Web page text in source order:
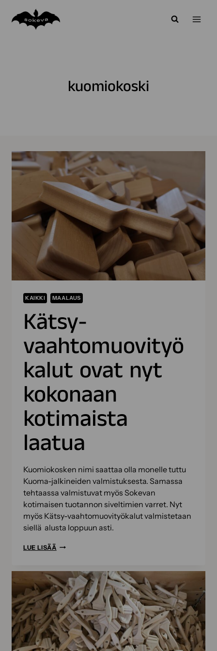
sisältöön
kuomiokoski
KAIKKI MAALAUS
Kätsy-
vaahtomuovityö
kalut ovat nyt
kokonaan
kotimaista
laatua
Kuomiokosken nimi saattaa olla monelle tuttu
Kuoma-jalkineiden valmistuksesta. Samassa
tehtaassa valmistuvat myös Sokevan
kotimaisen tuotannon siveltimien varret. Nyt
myös Kätsy-vaahtomuovityökalut valmistetaan
siellä alusta loppuun asti.
LUE LISÄÄ KÄTSY-
NYT
KOKONAAN
KOTIMAISTA
LAATUA